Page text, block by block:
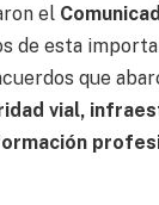
el
de esta
que
vial,